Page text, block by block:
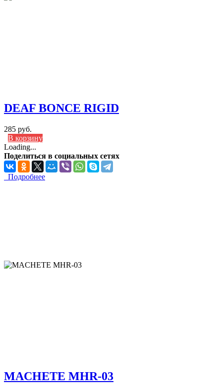
DEAF BONCE RIGID
285 руб.
В корзину
Loading...
Поделиться в социальных сетях
Подробнее
MACHETE MHR-03